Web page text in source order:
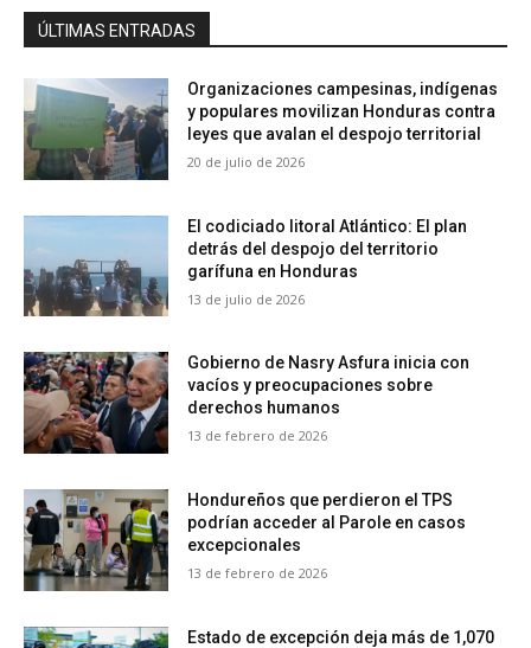
ÚLTIMAS ENTRADAS
Organizaciones campesinas, indígenas
y populares movilizan Honduras contra
leyes que avalan el despojo territorial
20 de julio de 2026
El codiciado litoral Atlántico: El plan
detrás del despojo del territorio
garífuna en Honduras
13 de julio de 2026
Gobierno de Nasry Asfura inicia con
vacíos y preocupaciones sobre
derechos humanos
13 de febrero de 2026
Hondureños que perdieron el TPS
podrían acceder al Parole en casos
excepcionales
13 de febrero de 2026
Estado de excepción deja más de 1,070